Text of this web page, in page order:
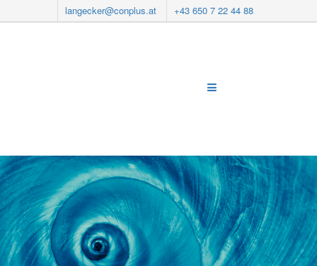
langecker@conplus.at +43 650 7 22 44 88